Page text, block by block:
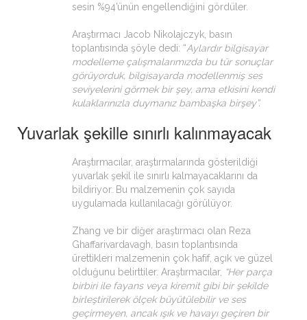
sesin %94’ünün engellendiğini gördüler.
Araştırmacı Jacob Nikolajczyk, basın
toplantısında şöyle dedi: “Aylardır bilgisayar
modelleme çalışmalarımızda bu tür sonuçlar
görüyorduk, bilgisayarda modellenmiş ses
seviyelerini görmek bir şey, ama etkisini kendi
kulaklarınızla duymanız bambaşka birşey”.
Yuvarlak şekille sınırlı kalınmayacak
Araştırmacılar, araştırmalarında gösterildiği
yuvarlak şekil ile sınırlı kalmayacaklarını da
bildiriyor. Bu malzemenin çok sayıda
uygulamada kullanılacağı görülüyor.
Zhang ve bir diğer araştırmacı olan Reza
Ghaffarivardavagh, basın toplantısında
ürettikleri malzemenin çok hafif, açık ve güzel
olduğunu belirttiler. Araştırmacılar, “Her parça
birbiri ile fayans veya kiremit gibi bir şekilde
birleştirilerek ölçek büyütülebilir ve ses
geçirmeyen, ancak ışık ve havayı geçiren bir